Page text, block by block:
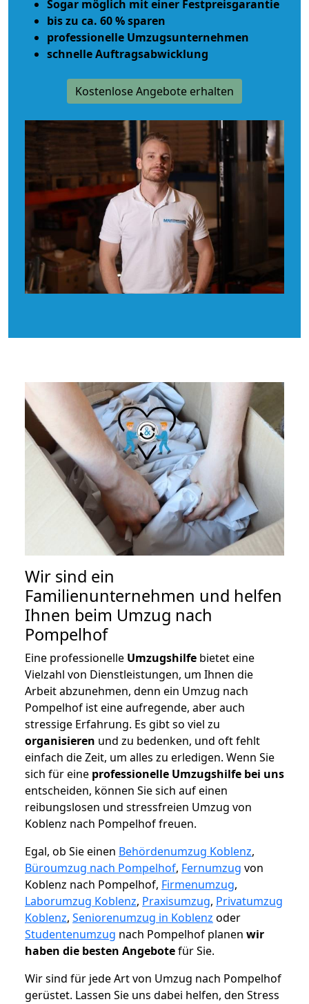
Sogar möglich mit einer Festpreisgarantie
bis zu ca. 60 % sparen
professionelle Umzugsunternehmen
schnelle Auftragsabwicklung
Kostenlose Angebote erhalten
Wir sind ein
Familienunternehmen und helfen
Ihnen beim Umzug nach
Pompelhof
Eine professionelle Umzugshilfe bietet eine
Vielzahl von Dienstleistungen, um Ihnen die
Arbeit abzunehmen, denn ein Umzug nach
Pompelhof ist eine aufregende, aber auch
stressige Erfahrung. Es gibt so viel zu
organisieren und zu bedenken, und oft fehlt
einfach die Zeit, um alles zu erledigen. Wenn Sie
sich für eine professionelle Umzugshilfe bei uns
entscheiden, können Sie sich auf einen
reibungslosen und stressfreien Umzug von
Koblenz nach Pompelhof freuen.
Egal, ob Sie einen Behördenumzug Koblenz,
Büroumzug nach Pompelhof, Fernumzug von
Koblenz nach Pompelhof, Firmenumzug,
Laborumzug Koblenz, Praxisumzug, Privatumzug
Koblenz, Seniorenumzug in Koblenz oder
Studentenumzug nach Pompelhof planen wir
haben die besten Angebotefür Sie.
Wir sind für jede Art von Umzug nach Pompelhof
gerüstet. Lassen Sie uns dabei helfen, den Stress